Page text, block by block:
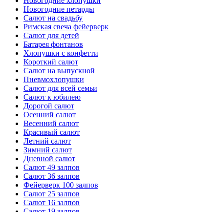
Новогодние петарды
Салют на свадьбу
Римская свеча фейерверк
Салют для детей
Батарея фонтанов
Хлопушки с конфетти
Короткий салют
Салют на выпускной
Пневмохлопушки
Салют для всей семьи
Салют к юбилею
Дорогой салют
Осенний салют
Весенний салют
Красивый салют
Летний салют
Зимний салют
Дневной салют
Салют 49 залпов
Салют 36 залпов
Фейерверк 100 залпов
Салют 25 залпов
Салют 16 залпов